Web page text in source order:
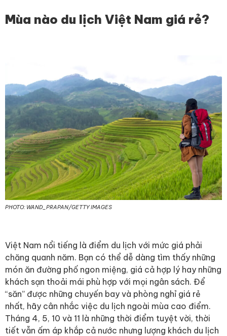
Mùa nào du lịch Việt Nam giá rẻ?
PHOTO: WAND_PRAPAN/GETTY IMAGES
Việt Nam nổi tiếng là điểm du lịch với mức giá phải
chăng quanh năm. Bạn có thể dễ dàng tìm thấy những
món ăn đường phố ngon miệng, giá cả hợp lý hay những
khách sạn thoải mái phù hợp với mọi ngân sách. Để
“săn” được những chuyến bay và phòng nghỉ giá rẻ
nhất, hãy cân nhắc việc du lịch ngoài mùa cao điểm.
Tháng 4, 5, 10 và 11 là những thời điểm tuyệt vời, thời
tiết vẫn ấm áp khắp cả nước nhưng lượng khách du lịch